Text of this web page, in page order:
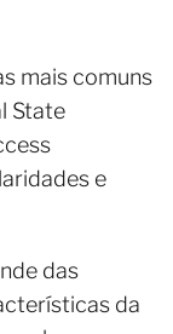
mais comuns
State
e
das
da